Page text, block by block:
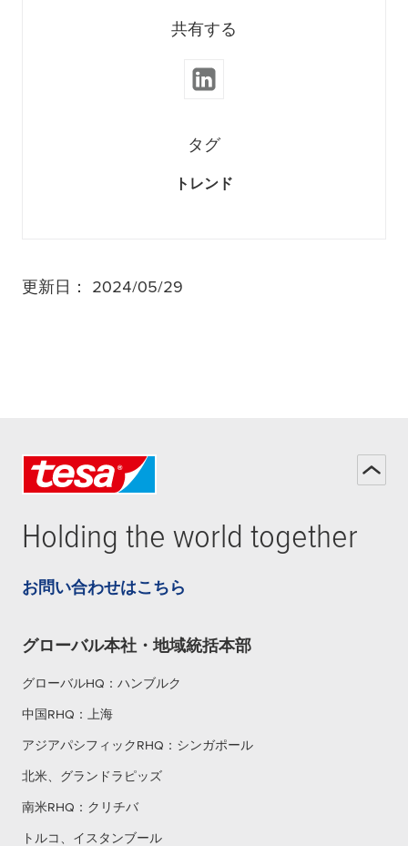
共有する
タグ
トレンド
更新日： 2024/05/29
Holding the world together
お問い合わせはこちら
グローバル本社・地域統括本部
グローバルHQ：ハンブルク
中国RHQ：上海
アジアパシフィックRHQ：シンガポール
北米、グランドラピッズ
南米RHQ：クリチバ
トルコ、イスタンブール